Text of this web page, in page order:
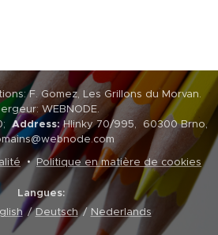
F. Gomez, Les Grillons du Morvan.
WEBNODE.
Address:Hlinky 70/995, 60300 Brno,
Politique en matière de cookies
Langues
Deutsch Nederlands